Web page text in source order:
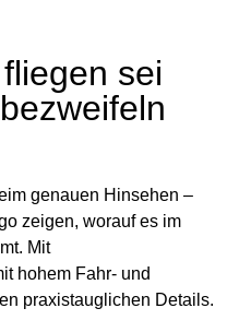
sei
genauen Hinsehen –
zeigen, worauf es im
Mit
hohem Fahr- und
praxistauglichen Details.